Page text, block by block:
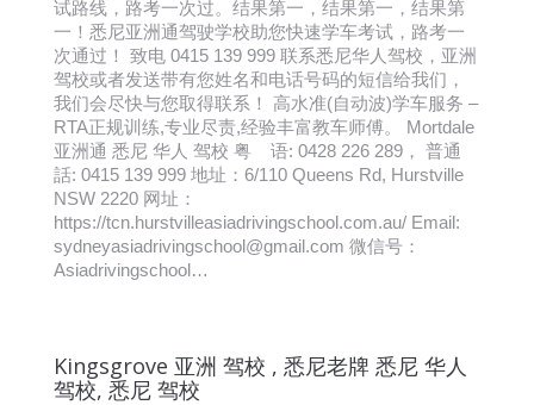
试路线，路考一次过。结果第一，结果第一，结果第
一！悉尼亚洲通驾驶学校助您快速学车考试，路考一
次通过！ 致电 0415 139 999 联系悉尼华人驾校，亚洲
驾校或者发送带有您姓名和电话号码的短信给我们，
我们会尽快与您取得联系！ 高水准(自动波)学车服务 –
RTA正规训练,专业尽责,经验丰富教车师傅。 Mortdale
亚洲通 悉尼 华人 驾校 粤 语: 0428 226 289， 普通
話: 0415 139 999 地址：6/110 Queens Rd, Hurstville
NSW 2220 网址：
https://tcn.hurstvilleasiadrivingschool.com.au/ Email:
sydneyasiadrivingschool@gmail.com 微信号：
Asiadrivingschool…
Kingsgrove 亚洲 驾校 , 悉尼老牌 悉尼 华人
驾校, 悉尼 驾校